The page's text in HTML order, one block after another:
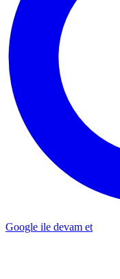
Google ile devam et